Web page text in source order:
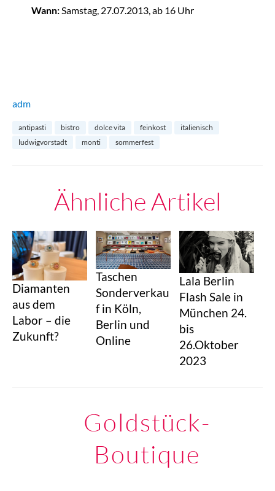
Wann:Samstag, 27.07.2013, ab 16 Uhr
adm
antipasti bistro dolce vita feinkost
italienisch
ludwigvorstadt
monti sommerfest
Ähnliche Artikel
Diamanten
aus dem
Labor – die
Zukunft?
Taschen
Sonderverkau
f in Köln,
Berlin und
Online
Lala Berlin
Flash Sale in
München 24.
bis
26.Oktober
2023
Goldstück-
Boutique